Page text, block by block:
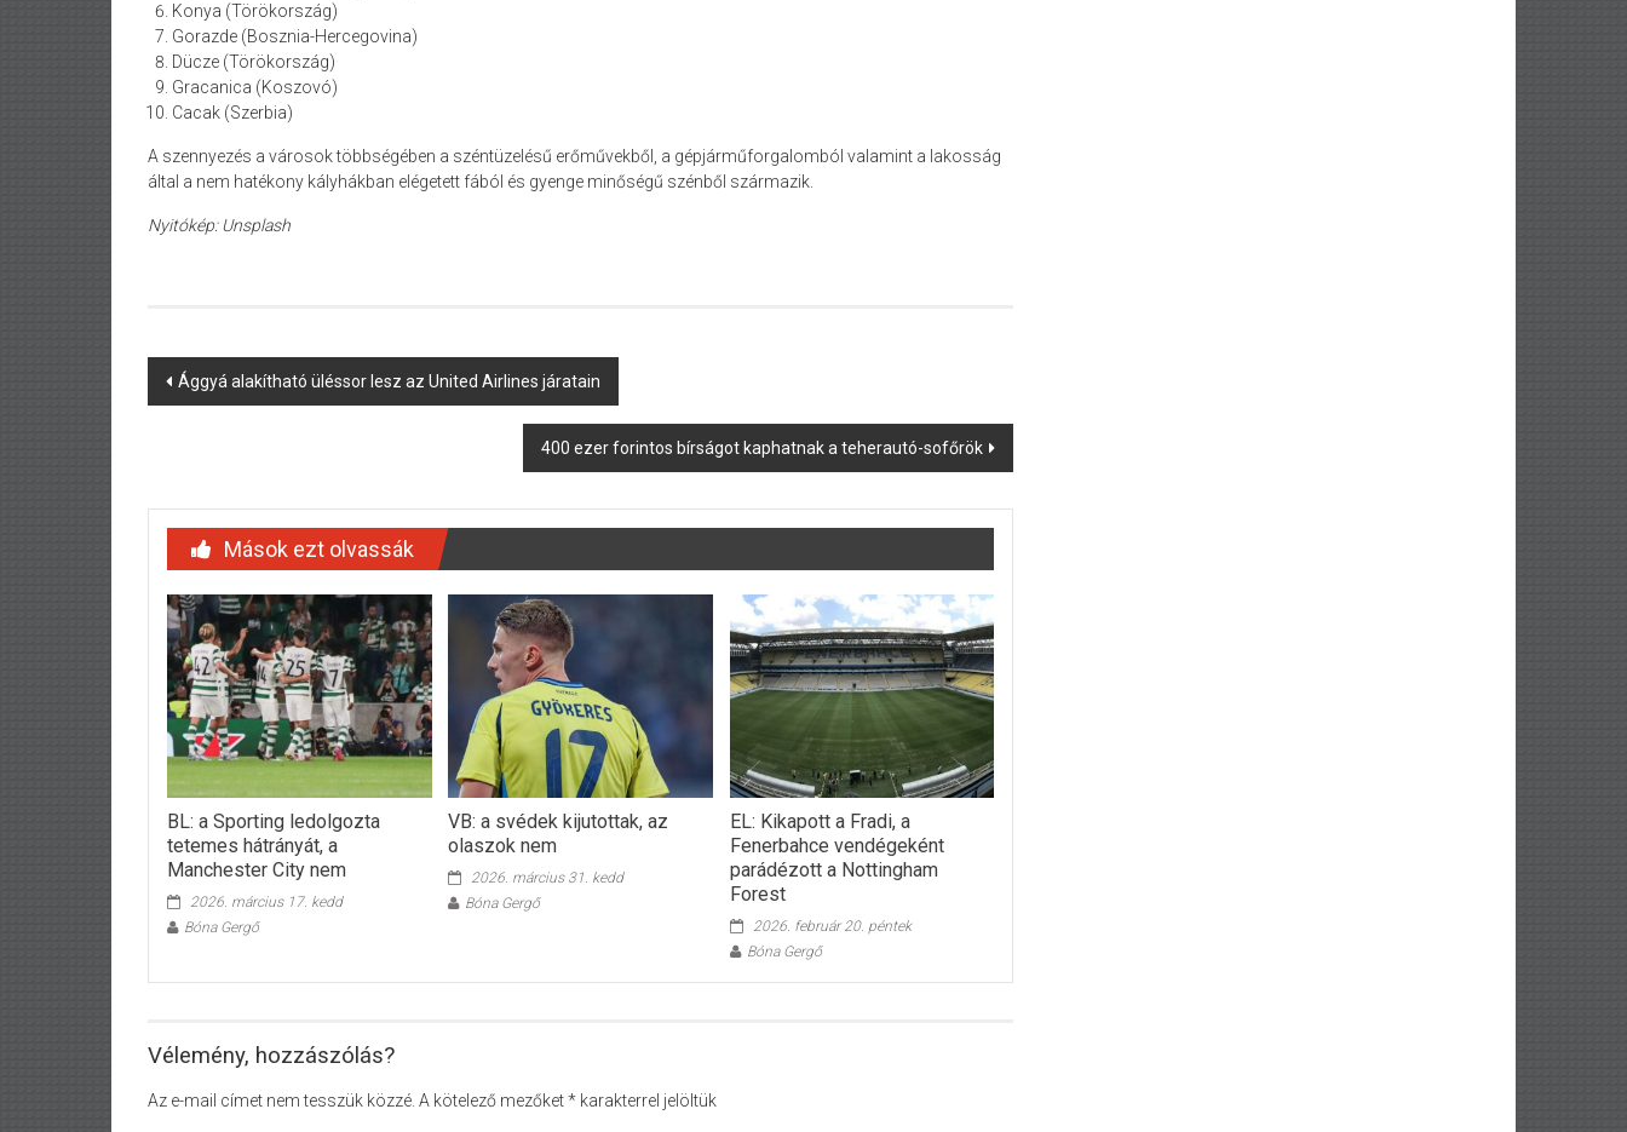
Konya (Törökország)
Gorazde (Bosznia-Hercegovina)
Dücze (Törökország)
Gracanica (Koszovó)
Cacak (Szerbia)
A szennyezés a városok többségében a széntüzelésű erőművekből, a gépjárműforgalomból valamint a lakosság
által a nem hatékony kályhákban elégetett fából és gyenge minőségű szénből származik.
Nyitókép: Unsplash
Post
navigation
Ággyá alakítható üléssor lesz az United Airlines járatain
400 ezer forintos bírságot kaphatnak a teherautó-sofőrök
Mások ezt olvassák
BL: a Sporting ledolgozta
tetemes hátrányát, a
Manchester City nem
2026. március 17. kedd
Bóna Gergő
VB: a svédek kijutottak, az
olaszok nem
2026. március 31. kedd
Bóna Gergő
EL: Kikapott a Fradi, a
Fenerbahce vendégeként
parádézott a Nottingham
Forest
2026. február 20. péntek
Bóna Gergő
Vélemény, hozzászólás?
Az e-mail címet nem tesszük közzé. A kötelező mezőket* karakterrel jelöltük